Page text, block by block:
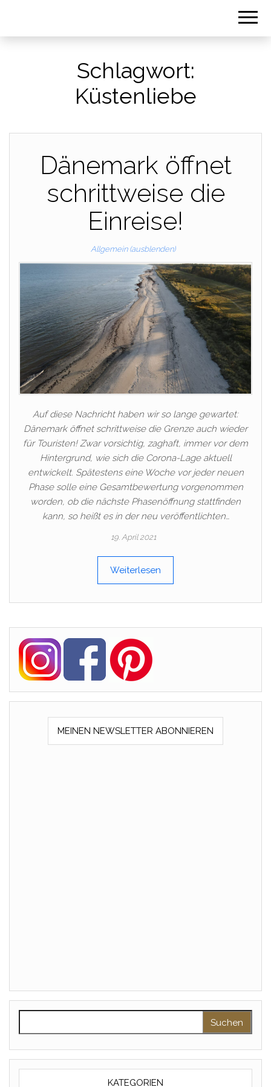
Schlagwort:
Küstenliebe
Dänemark öffnet
schrittweise die
Einreise!
Allgemein (ausblenden)
Auf diese Nachricht haben wir so lange gewartet:
Dänemark öffnet schrittweise die Grenze auch wieder
für Touristen! Zwar vorsichtig, zaghaft, immer vor dem
Hintergrund, wie sich die Corona-Lage aktuell
entwickelt. Spätestens eine Woche vor jeder neuen
Phase solle eine Gesamtbewertung vorgenommen
worden, ob die nächste Phasenöffnung stattfinden
kann, so heißt es in der neu veröffentlichten…
19. April 2021
Weiterlesen
MEINEN NEWSLETTER ABONNIEREN
KATEGORIEN